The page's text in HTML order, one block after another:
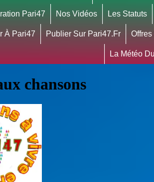
Pari47 Nos Vidéos Les Statuts
À Pari47 Publier Sur Pari47.fr
La Météo
chansons